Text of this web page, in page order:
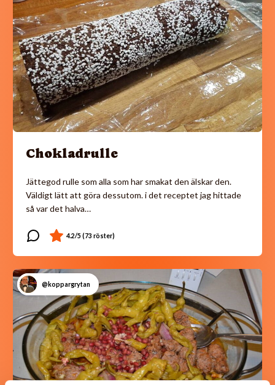
Chokladrulle
Jättegod rulle som alla som har smakat den älskar den.
Väldigt lätt att göra dessutom. i det receptet jag hittade
så var det halva…
@koppargrytan